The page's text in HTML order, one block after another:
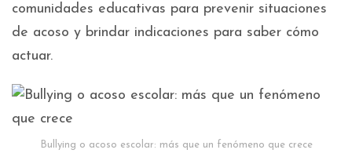
comunidades educativas para prevenir situaciones
de acoso y brindar indicaciones para saber cómo
actuar.
Bullying o acoso escolar: más que un fenómeno que crece